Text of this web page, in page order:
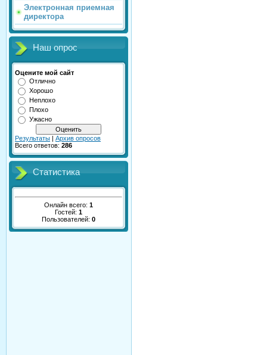
Электронная приемная
директора
Наш опрос
Оцените мой сайт
Отлично
Хорошо
Неплохо
Плохо
Ужасно
Результаты | Архив опросов
Всего ответов: 286
Статистика
Онлайн всего: 1
Гостей: 1
Пользователей: 0